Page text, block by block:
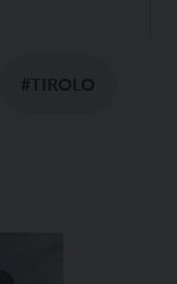
#TIROLO